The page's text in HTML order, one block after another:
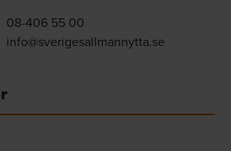
08-406 55 00
info@sverigesallmannytta.se